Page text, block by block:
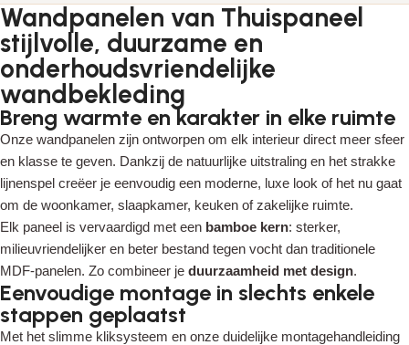
Wandpanelen van Thuispaneel
stijlvolle, duurzame en
onderhoudsvriendelijke
wandbekleding
Breng warmte en karakter in elke ruimte
Onze wandpanelen zijn ontworpen om elk interieur direct meer sfeer
en klasse te geven. Dankzij de natuurlijke uitstraling en het strakke
lijnenspel creëer je eenvoudig een moderne, luxe look of het nu gaat
om de woonkamer, slaapkamer, keuken of zakelijke ruimte.
Elk paneel is vervaardigd met een bamboe kern: sterker,
milieuvriendelijker en beter bestand tegen vocht dan traditionele
MDF-panelen. Zo combineer je duurzaamheid met design.
Eenvoudige montage in slechts enkele
stappen geplaatst
Read More
Met het slimme kliksysteem en onze duidelijke montagehandleiding